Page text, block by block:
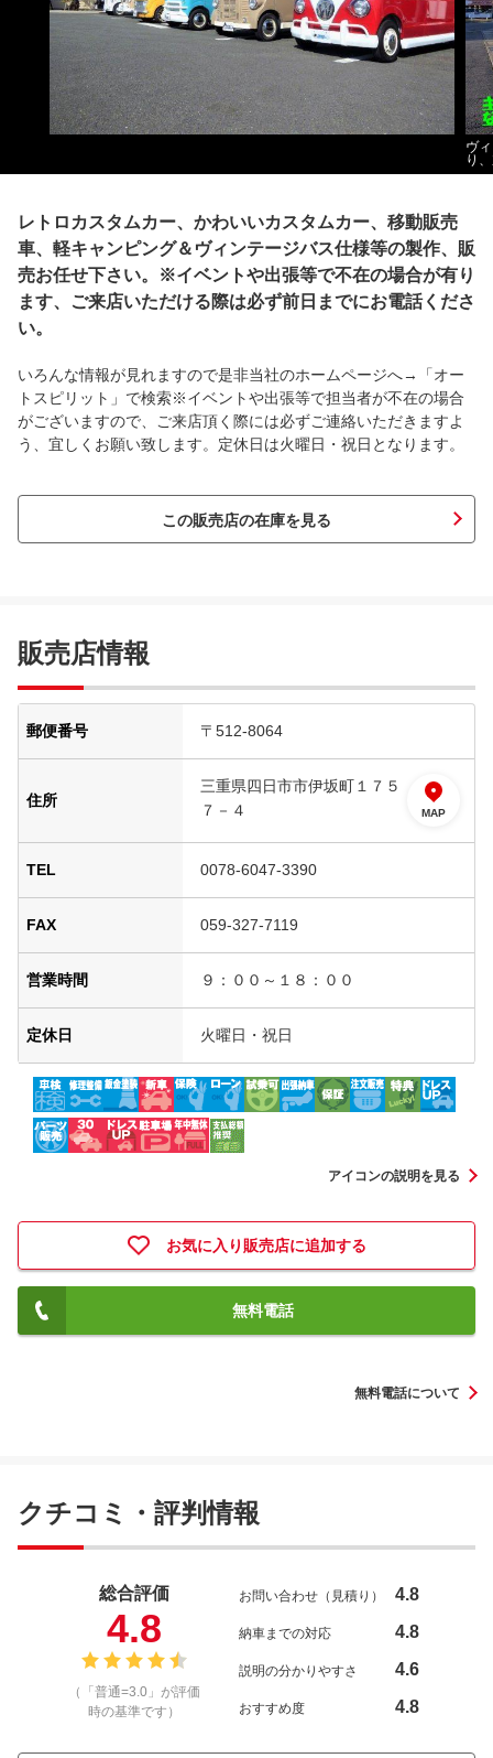
ヴ
り
レトロカスタムカー、かわいいカスタムカー、移動販売
車、軽キャンピング＆ヴィンテージバス仕様等の製作、販
売お任せ下さい。※イベントや出張等で不在の場合が有り
ます、ご来店いただける際は必ず前日までにお電話くださ
い。
いろんな情報が見れますので是非当社のホームページへ→「オー
トスピリット」で検索※イベントや出張等で担当者が不在の場合
がございますので、ご来店頂く際には必ずご連絡いただきますよ
う、宜しくお願い致します。定休日は火曜日・祝日となります。
この販売店の在庫を見る
販売店情報
郵便番号 〒512-8064
住所
三重県四日市市伊坂町１７５
７－４
MAP
TEL 0078-6047-3390
FAX 059-327-7119
営業時間 ９：００～１８：００
定休日 火曜日・祝日
アイコンの説明を見る
お気に入り販売店に追加する
無料電話
無料電話について
クチコミ・評判情報
総合評価
4.8
（「普通=3.0」が評価
時の基準です）
お問い合わせ（見積り） 4.8
納車までの対応 4.8
説明の分かりやすさ 4.6
おすすめ度 4.8